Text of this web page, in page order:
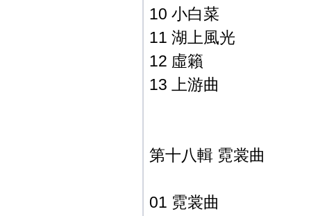
10 小白菜
11 湖上風光
12 虛籟
13 上游曲
第十八輯 霓裳曲
01 霓裳曲